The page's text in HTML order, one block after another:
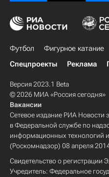
Футбол Фигурное катание
Спецпроекты
Реклама
Версия 2023.1 Beta
© 2026 МИА «Россия сегодня»
Вакансии
Сетевое издание РИА Новости
в Федеральной службе по
информационных технологий
(Роскомнадзор) 08 апреля
Свидетельство о
Учредитель: Федеральное